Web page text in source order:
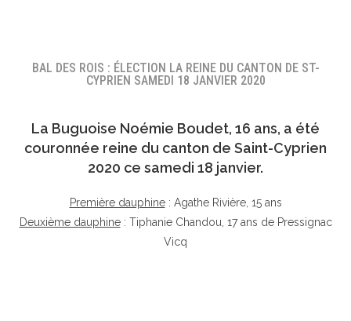
BAL DES ROIS : ÉLECTION LA REINE DU CANTON DE ST-
CYPRIEN SAMEDI 18 JANVIER 2020
La Buguoise Noémie Boudet, 16 ans, a été
couronnée reine du canton de Saint-Cyprien
2020 ce samedi 18 janvier.
Première dauphine: Agathe Rivière, 15 ans
Deuxième dauphine: Tiphanie Chandou, 17 ans de Pressignac
Vicq